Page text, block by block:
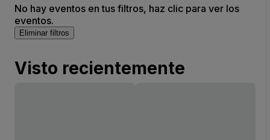
No hay eventos en tus filtros, haz clic para ver los
eventos.
Eliminar filtros
Visto recientemente